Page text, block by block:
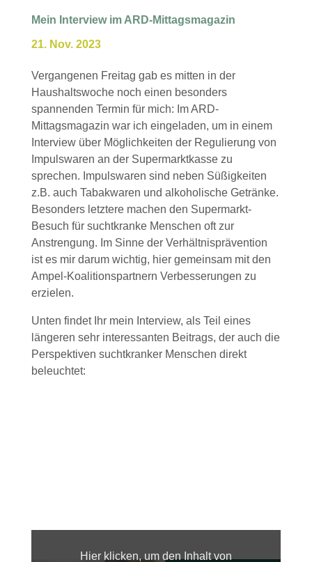
Mein Interview im ARD-Mittagsmagazin
21. Nov. 2023
Vergangenen Freitag gab es mitten in der
Haushaltswoche noch einen besonders
spannenden Termin für mich: Im ARD-
Mittagsmagazin war ich eingeladen, um in einem
Interview über Möglichkeiten der Regulierung von
Impulswaren an der Supermarktkasse zu
sprechen. Impulswaren sind neben Süßigkeiten
z.B. auch Tabakwaren und alkoholische Getränke.
Besonders letztere machen den Supermarkt-
Besuch für suchtkranke Menschen oft zur
Anstrengung. Im Sinne der Verhältnisprävention
ist es mir darum wichtig, hier gemeinsam mit den
Ampel-Koalitionspartnern Verbesserungen zu
erzielen.
Unten findet Ihr mein Interview, als Teil eines
längeren sehr interessanten Beitrags, der auch die
Perspektiven suchtkranker Menschen direkt
beleuchtet:
www.ardmediathek.deHier klicken, um den Inhalt von